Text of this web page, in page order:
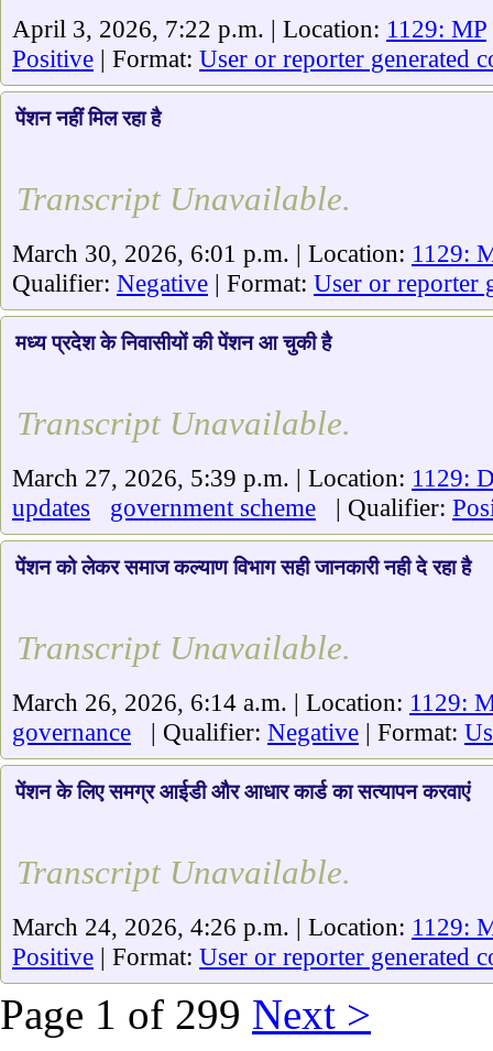
April 3, 2026, 7:22 p.m. | Location: 1129: MP
Positive | Format: User or reporter generated
पेंशन नहीं मिल रहा है
Transcript Unavailable.
March 30, 2026, 6:01 p.m. | Location: 1129:
Qualifier: Negative | Format: User or reporter
मध्य प्रदेश के निवासीयों की पेंशन आ चुकी है
Transcript Unavailable.
March 27, 2026, 5:39 p.m. | Location: 1129:
updates
government scheme | Qualifier:
पेंशन को लेकर समाज कल्याण विभाग सही जानकारी नही दे रहा है
Transcript Unavailable.
March 26, 2026, 6:14 a.m. | Location: 1129:
governance | Qualifier: Negative | Format:
पेंशन के लिए समग्र आईडी और आधार कार्ड का सत्यापन करवाएं
Transcript Unavailable.
March 24, 2026, 4:26 p.m. | Location: 1129:
Positive | Format: User or reporter generated
Page 1 of 299 Next >